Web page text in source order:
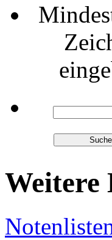
Weitere